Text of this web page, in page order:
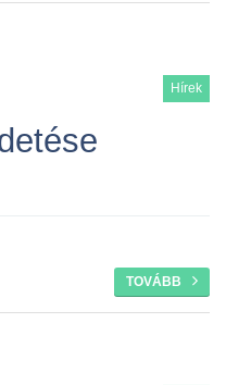
Hírek
TOVÁBB